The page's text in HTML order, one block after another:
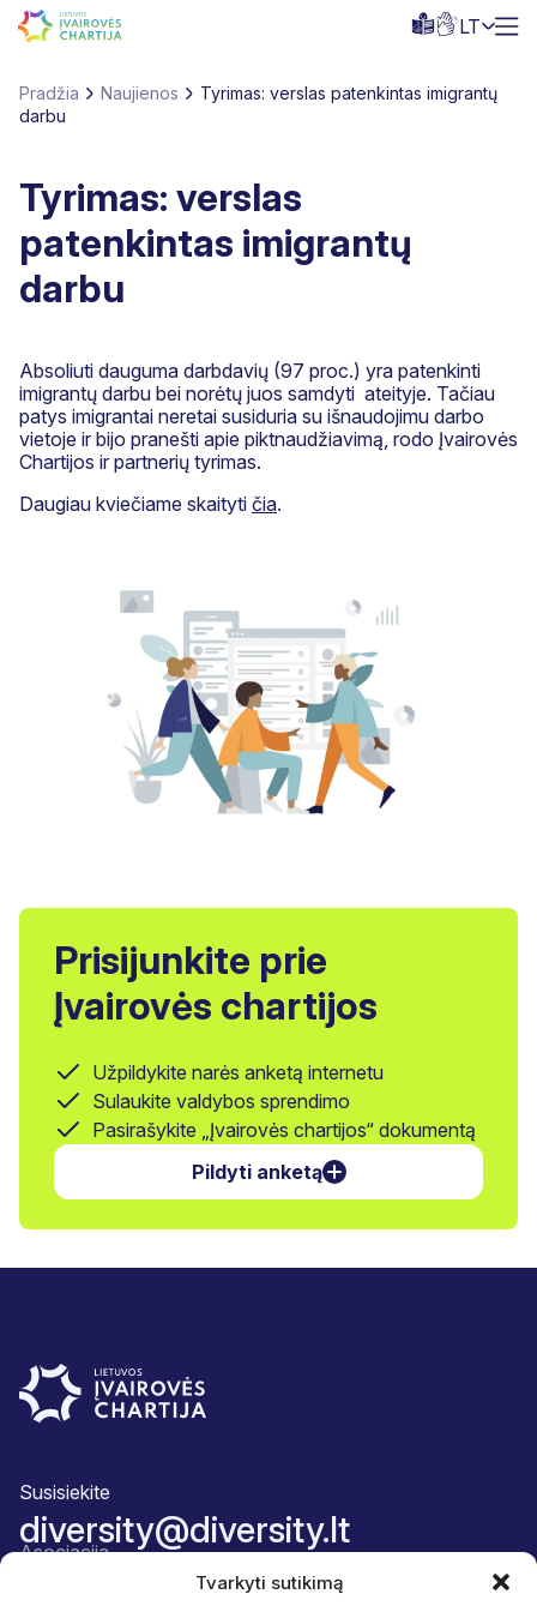
Tvarkyti sutikimą
LT
Pradžia Naujienos
Tyrimas: verslas patenkintas imigrantų
darbu
Tyrimas: verslas
patenkintas imigrantų
darbu
Absoliuti dauguma darbdavių (97 proc.) yra patenkinti
imigrantų darbu bei norėtų juos samdyti ateityje. Tačiau
patys imigrantai neretai susiduria su išnaudojimu darbo
vietoje ir bijo pranešti apie piktnaudžiavimą, rodo Įvairovės
Chartijos ir partnerių tyrimas.
Daugiau kviečiame skaityti čia.
Prisijunkite prie
Įvairovės chartijos
Užpildykite narės anketą internetu
Sulaukite valdybos sprendimo
Pasirašykite „Įvairovės chartijos“ dokumentą
Pildyti anketą
Susisiekite
diversity@diversity.lt
Asociacija